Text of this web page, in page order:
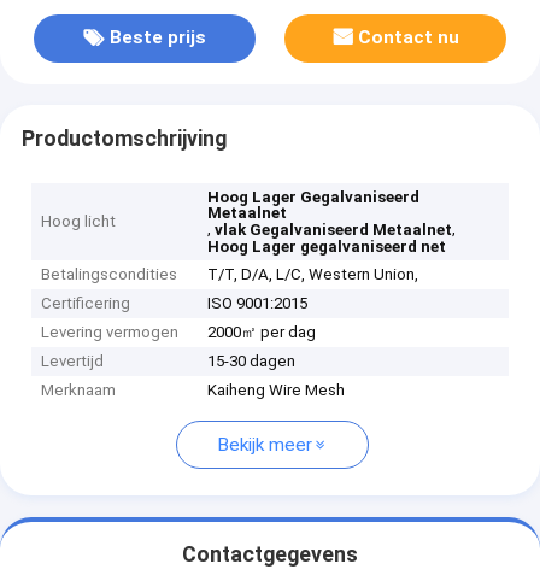
Beste prijs Contact nu
Productomschrijving
Hoog licht
Hoog Lager Gegalvaniseerd
Metaalnet
,vlak Gegalvaniseerd Metaalnet,
Hoog Lager gegalvaniseerd net
Betalingscondities
T/T, D/A, L/C, Western Union,
Certificering
ISO 9001:2015
Levering vermogen
2000㎡ per dag
Levertijd
15-30 dagen
Merknaam
Kaiheng Wire Mesh
Bekijk meer
Contactgegevens